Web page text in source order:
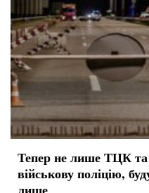
Тепер не лише ТЦК та
військову поліцію,